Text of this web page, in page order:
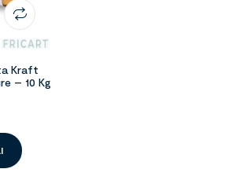
Kraft
– 10 Kg